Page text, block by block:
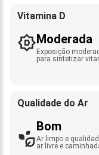
Vitamina D
Moderada
Exposição
para sintetizar
Qualidade do Ar
Bom
Ar limpo e
ar livre e